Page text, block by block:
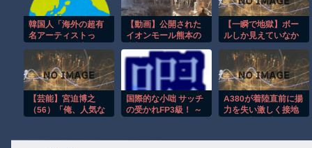
韓国人「海外の超有
名アーティストっ
訪れるのに、我が国
には全く来てくれな
いんだ・・・？」
【動画】公開された
イオンモール熊本の
【一瞬で地獄】ボー
ルしか見えていなか
襲った悪夢
【芸能】宮迫博之
（56）「俺、人気な
国際的な小咄 サッチ
の受かれFP3級！ ～
A380が着陸直前に揚
力を失い激しく接地